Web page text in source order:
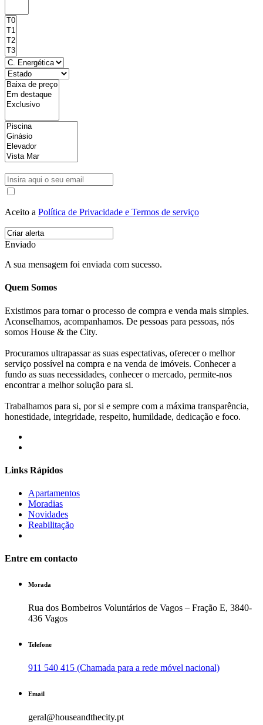
Aceito a Política de Privacidade e Termos de serviço
Enviado
A sua mensagem foi enviada com sucesso.
Quem Somos
Existimos para tornar o processo de compra e venda mais simples.
Aconselhamos, acompanhamos. De pessoas para pessoas, nós
somos House & the City.
Procuramos ultrapassar as suas espectativas, oferecer o melhor
serviço possível na compra e na venda de imóveis. Conhecer a
fundo as suas necessidades, conhecer o mercado, permite-nos
encontrar a melhor solução para si.
Trabalhamos para si, por si e sempre com a máxima transparência,
honestidade, integridade, respeito, humildade, dedicação e foco.
Links Rápidos
Apartamentos
Moradias
Novidades
Reabilitação
Entre em contacto
Morada
Rua dos Bombeiros Voluntários de Vagos – Fração E, 3840-
436 Vagos
Telefone
911 540 415 (Chamada para a rede móvel nacional)
Email
geral@houseandthecity.pt